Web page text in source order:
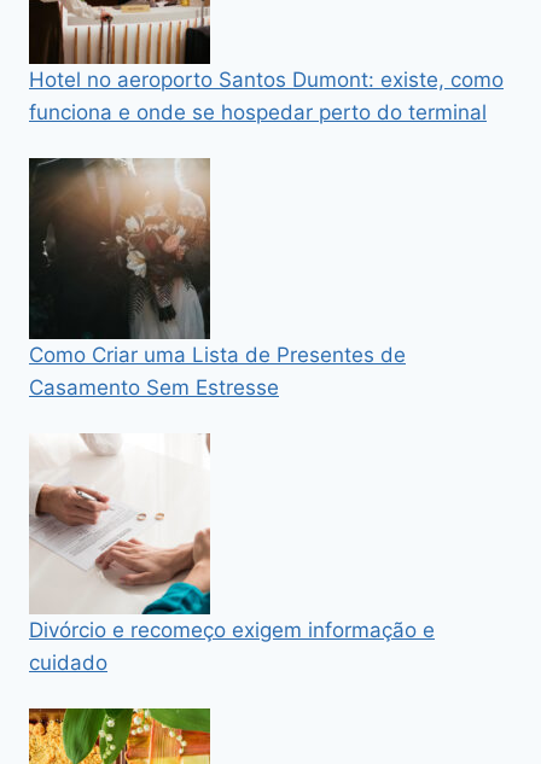
Hotel no aeroporto Santos Dumont: existe, como
funciona e onde se hospedar perto do terminal
Como Criar uma Lista de Presentes de
Casamento Sem Estresse
Divórcio e recomeço exigem informação e
cuidado